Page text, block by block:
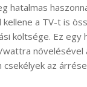
a TV-t is
költsége. Ez egy
növelésével
csekélyek az